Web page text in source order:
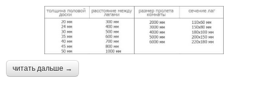
читать дальше →